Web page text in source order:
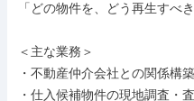
「どの物件を、どう再生すべ
＜主な業務＞
・不動産仲介会社との関係構
・仕入候補物件の現地調査・